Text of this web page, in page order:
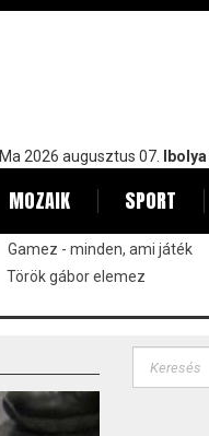
Ma 2026 augusztus 07. Ibolya
MOZAIK SPORT
Gamez - minden, ami játék
Török gábor elemez